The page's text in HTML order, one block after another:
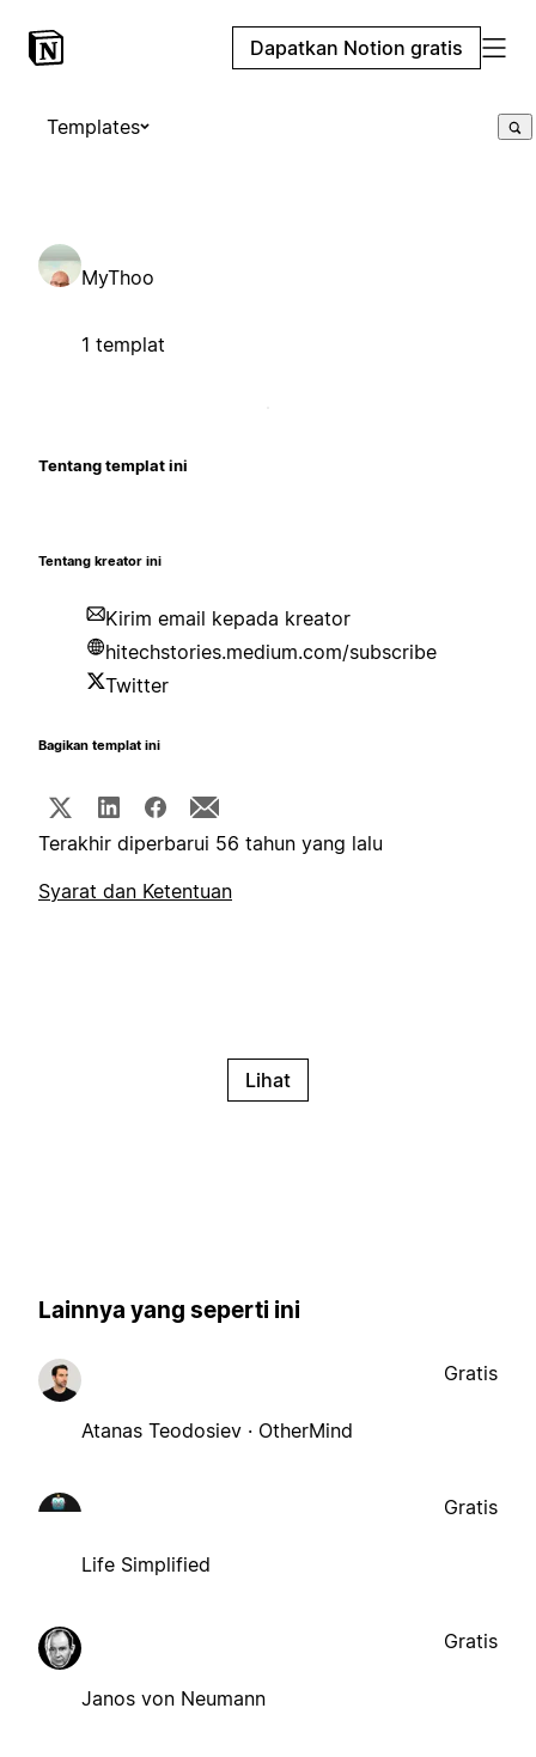
Dapatkan Notion gratis
Templates
MyThoo
1 templat
Tentang templat ini
Tentang kreator ini
Kirim email kepada kreator
hitechstories.medium.com/subscribe
Twitter
Bagikan templat ini
Terakhir diperbarui 56 tahun yang lalu
Syarat dan Ketentuan
Lihat
Lainnya yang seperti ini
Atanas Teodosiev · OtherMind
Gratis
Life Simplified
Gratis
Janos von Neumann
Gratis